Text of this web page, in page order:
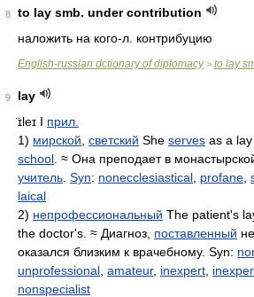
8
to lay smb. under contribution
наложить на кого-л. контрибуцию
English-russian dctionary of diplomacy> to lay
9
lay
̈ɪleɪ I прил.
1) мирской светский She serves as a lay
school . ≈ Она преподает в
учитель Syn: nonecclesiastical profane
laical
2) непрофессиональный The patient's
the doctor's. ≈ Диагноз, поставленный
оказался близким к врачебному. Syn:
unprofessional amateur, inexpert
nonspecialist